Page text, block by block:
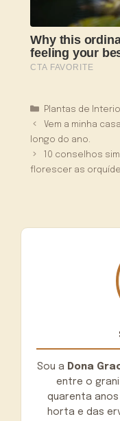
Categorias
Plantas de
Vem a minha
longo do ano.
10 conselhos
florescer as
Sou a Dona
entre o
quarenta anos
horta e das